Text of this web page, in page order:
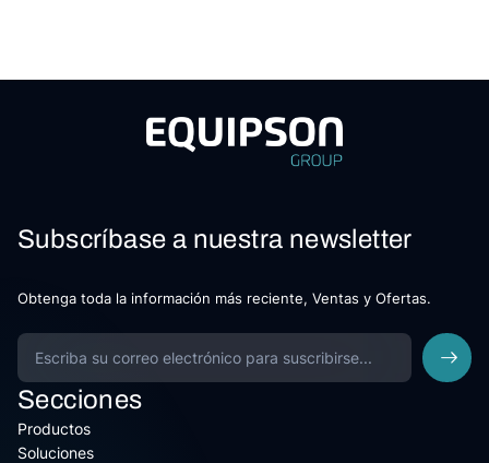
Subscríbase a nuestra newsletter
Obtenga toda la información más reciente, Ventas y Ofertas.
Secciones
Productos
Soluciones